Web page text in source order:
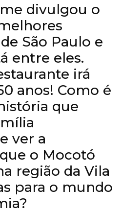
divulgou o
São Paulo e
entre eles.
irá
anos! Como é
que
ver a
o Mocotó
região da Vila
para o mundo